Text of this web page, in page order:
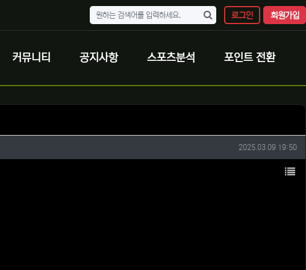
로그인 회원가입
커뮤니티 공지사항 스포츠분석 포인트 전환
작성일
2025.03.09 19:50
목